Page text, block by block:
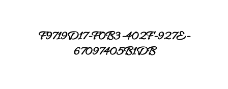
F9719D17-F0B3-402F-927E-
67097405B1DB